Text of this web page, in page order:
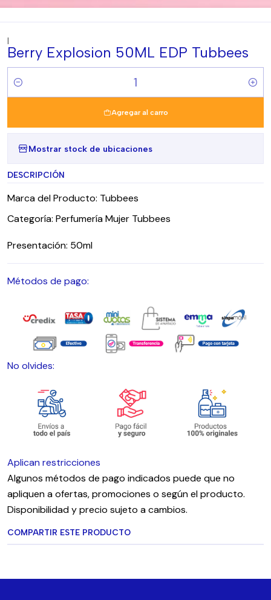
|
Berry Explosion 50ML EDP Tubbees
Cantidad
Agregar al carro
Mostrar stock de ubicaciones
DESCRIPCIÓN
Marca del Producto: Tubbees
Categoría: Perfumería Mujer Tubbees
Presentación: 50ml
Métodos de pago:
No olvides:
Aplican restricciones
Algunos métodos de pago indicados puede que no
apliquen a ofertas, promociones o según el producto.
Disponibilidad y precio sujeto a cambios.
COMPARTIR ESTE PRODUCTO